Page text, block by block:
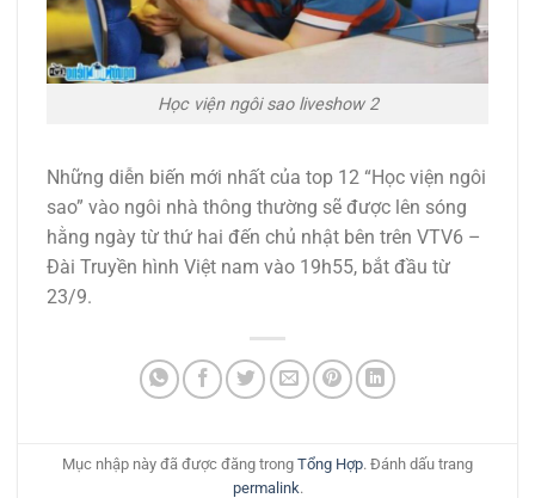
Học viện ngôi sao liveshow 2
Những diễn biến mới nhất của top 12 “Học viện ngôi
sao” vào ngôi nhà thông thường sẽ được lên sóng
hằng ngày từ thứ hai đến chủ nhật bên trên VTV6 –
Đài Truyền hình Việt nam vào 19h55, bắt đầu từ
23/9.
Mục nhập này đã được đăng trong Tổng Hợp. Đánh dấu trang
permalink.